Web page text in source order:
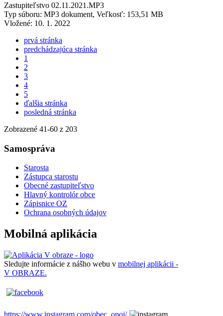
Zastupiteľstvo 02.11.2021.MP3
Typ súboru: MP3 dokument, Veľkosť: 153,51 MB
Vložené: 10. 1. 2022
prvá stránka
predchádzajúca stránka
1
2
3
4
5
ďalšia stránka
posledná stránka
Zobrazené 41-60 z 203
Samospráva
Starosta
Zástupca starostu
Obecné zastupiteľstvo
Hlavný kontrolór obce
Zápisnice OZ
Ochrana osobných údajov
Mobilná aplikácia
Sledujte informácie z nášho webu v mobilnej aplikácii -
V OBRAZE.
https://www.instagram.com/obec_opoj/